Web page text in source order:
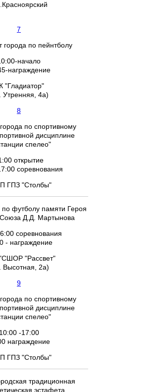
7
города по пейнтболу
начало
награждение
"Гладиатор"
Утренняя, 4а)
8
по спортивному
дисциплине
спелео"
открытие
соревнования
ГПЗ "Столбы"
футболу памяти Героя
Союза Д.Д. Мартынова
соревнования
- награждение
"Рассвет"
Высотная, 2а)
9
по спортивному
дисциплине
спелео"
10:00 -17:00
награждение
ГПЗ "Столбы"
традиционная
эстафета,